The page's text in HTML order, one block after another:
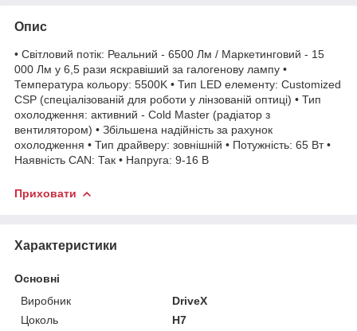
Опис
• Світловий потік: Реальний - 6500 Лм / Маркетинговий - 15
000 Лм у 6,5 рази яскравіший за галогенову лампу •
Температура кольору: 5500K • Тип LED елементу: Customized
CSP (спеціалізованій для роботи у лінзованій оптиці) • Тип
охолодження: активний - Cold Master (радіатор з
вентилятором) • Збільшена надійність за рахунок
охолодження • Тип драйверу: зовнішній • Потужність: 65 Вт •
Наявність CAN: Так • Напруга: 9-16 В
Приховати
Характеристики
Основні
Виробник
DriveX
Цоколь
H7